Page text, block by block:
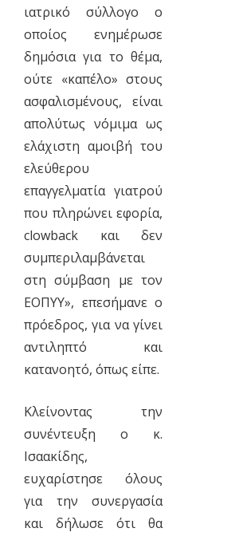
ιατρικό σύλλογο ο
οποίος ενημέρωσε
δημόσια για το θέμα,
ούτε «καπέλο» στους
ασφαλισμένους, είναι
απολύτως νόμιμα ως
ελάχιστη αμοιβή του
ελεύθερου
επαγγελματία γιατρού
που πληρώνει εφορία,
clowback και δεν
συμπεριλαμβάνεται
στη σύμβαση με τον
ΕΟΠΥΥ», επεσήμανε ο
πρόεδρος, για να γίνει
αντιληπτό και
κατανοητό, όπως είπε.
Κλείνοντας την
συνέντευξη ο κ.
Ισαακίδης,
ευχαρίστησε όλους
για την συνεργασία
και δήλωσε ότι θα